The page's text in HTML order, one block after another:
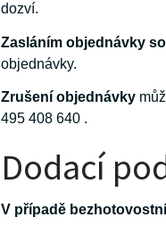
dozví.
Zasláním objednávky
objednávky.
Zrušení objednávky
495 408 640 .
Dodací
V případě